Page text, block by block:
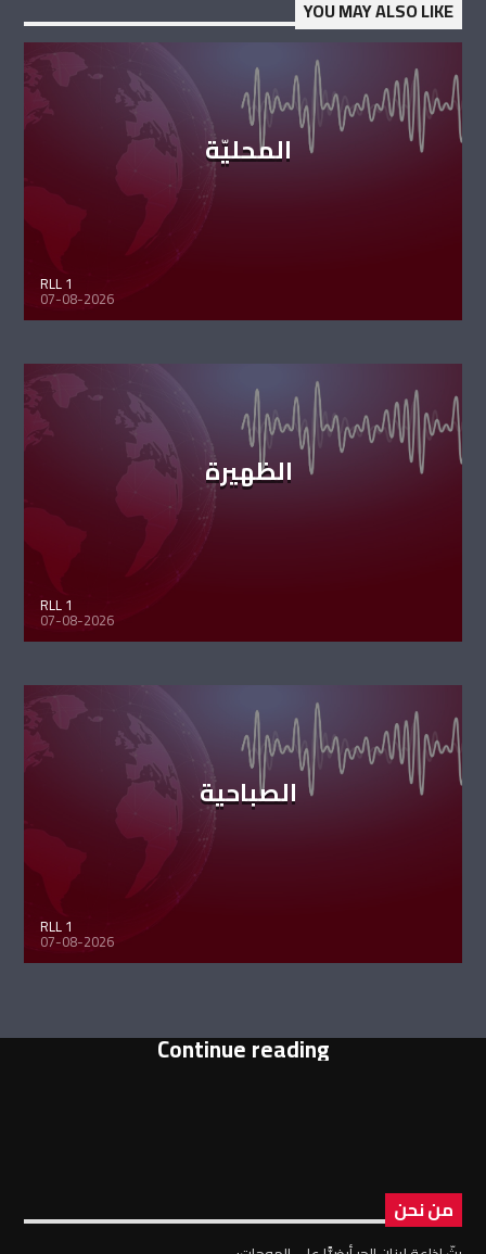
YOU MAY ALSO LIKE
المحليّة
RLL 1
07-08-2026
الظهيرة
RLL 1
07-08-2026
الصباحية
RLL 1
07-08-2026
Continue reading
من نحن